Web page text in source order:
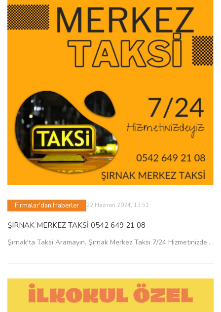
Firmalar'dan Haberler 22 Haziran 2024, 13:51
ŞIRNAK MERKEZ TAKSİ 0542 649 21 08
Şırnak'ta Taksi Aramayın. Şırnak Merkez Taksi 7/24 Hizmetinizde..